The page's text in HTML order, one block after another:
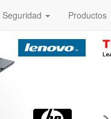
Seguridad Productos